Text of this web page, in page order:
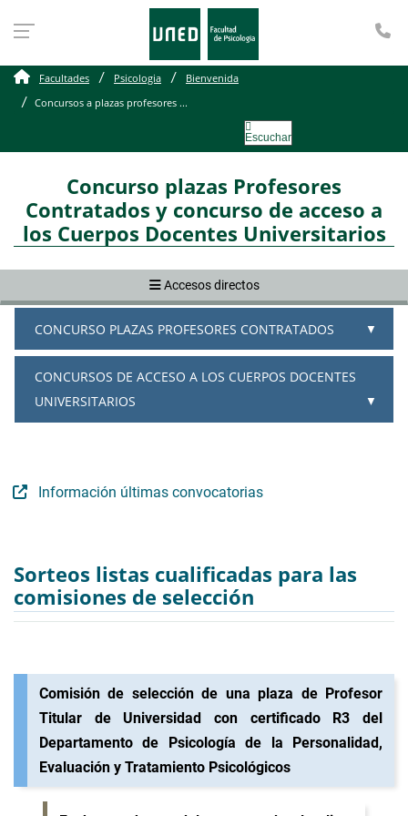
Concursos a plazas
Facultades Psicologia
Bienvenida
Concursos a plazas profesores ...
Escuchar
Concurso plazas Profesores
Contratados y concurso de acceso a
los Cuerpos Docentes Universitarios
Accesos directos
CONCURSO PLAZAS PROFESORES CONTRATADOS
CONCURSOS DE ACCESO A LOS CUERPOS DOCENTES
UNIVERSITARIOS
Información últimas convocatorias
Sorteos listas cualificadas para las
comisiones de selección
Comisión de selección de una plaza de Profesor
Titular de Universidad con certificado R3 del
Departamento de Psicología de la Personalidad,
Evaluación y Tratamiento Psicológicos